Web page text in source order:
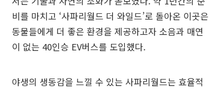
비를 마치고 ‘사파리월드 더 와일드’로 돌아온 이곳은
동물들에게 더 좋은 환경을 제공하고자 소음과 매연
이 없는 40인승 EV버스를 도입했다.
야생의 생동감을 느낄 수 있는 사파리월드는 효율적